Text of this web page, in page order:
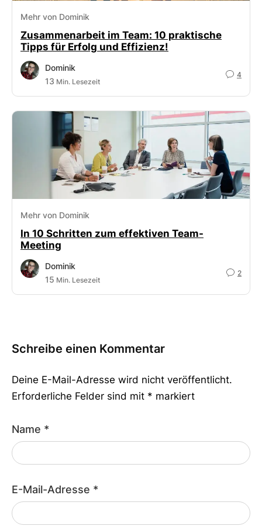
Mehr von Dominik
Zusammenarbeit im Team: 10 praktische
Tipps für Erfolg und Effizienz!
Dominik
13 Min. Lesezeit
4
Mehr von Dominik
In 10 Schritten zum effektiven Team-
Meeting
Dominik
15 Min. Lesezeit
2
Schreibe einen Kommentar
Deine E-Mail-Adresse wird nicht veröffentlicht.
Erforderliche Felder sind mit * markiert
Name *
E-Mail-Adresse *